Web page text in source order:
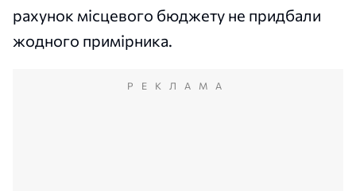
рахунок місцевого бюджету не придбали
жодного примірника.
РЕКЛАМА